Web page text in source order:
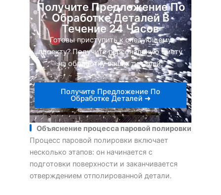
Получите Предложение По
Обработке Деталей В
Течение 24 Часов
Готовы приступить к следующему
проекту? Получите персональную смету
на обработку ваших деталей.
Получите Предложение По
Обработке Деталей ➜
Объяснение процесса паровой полировки
Процесс паровой полировки включает
несколько этапов: он начинается с
подготовки поверхности и заканчивается
отверждением отполированной детали.